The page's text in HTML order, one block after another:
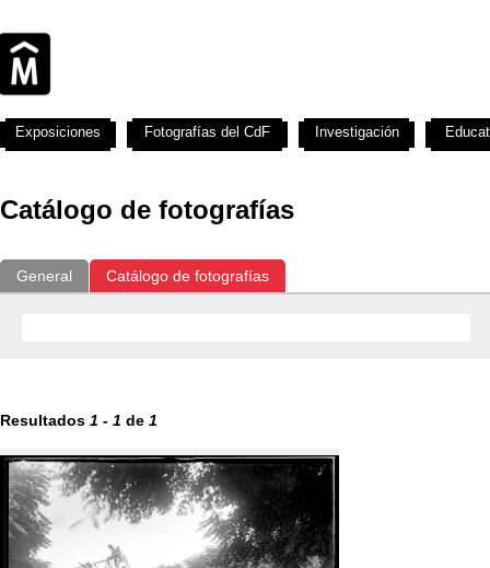
Catálogo de fotografías
General Catálogo de fotografías
Resultados 1 - 1 de 1
Exposiciones Fotografías del CdF Investigación